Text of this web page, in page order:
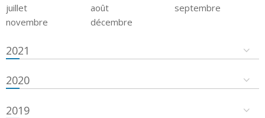
juillet
août
septembre
novembre
décembre
2021
2020
2019